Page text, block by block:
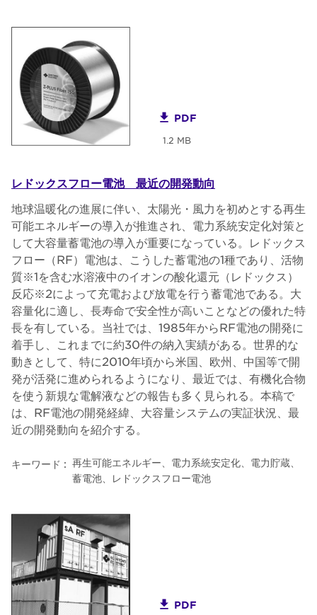
PDF
1.2 MB
レドックスフロー電池 最近の開発動向
地球温暖化の進展に伴い、太陽光・風力を初めとする再生
可能エネルギーの導入が推進され、電力系統安定化対策と
して大容量蓄電池の導入が重要になっている。レドックス
フロー（RF）電池は、こうした蓄電池の1種であり、活物
質※1を含む水溶液中のイオンの酸化還元（レドックス）
反応※2によって充電および放電を行う蓄電池である。大
容量化に適し、長寿命で安全性が高いことなどの優れた特
長を有している。当社では、1985年からRF電池の開発に
着手し、これまでに約30件の納入実績がある。世界的な
動きとして、特に2010年頃から米国、欧州、中国等で開
発が活発に進められるようになり、最近では、有機化合物
を使う新規な電解液などの報告も多く見られる。本稿で
は、RF電池の開発経緯、大容量システムの実証状況、最
近の開発動向を紹介する。
キーワード : 再生可能エネルギー、電力系統安定化、電力貯蔵、
蓄電池、レドックスフロー電池
PDF